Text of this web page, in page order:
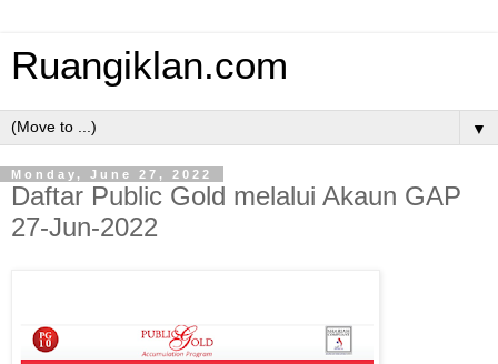
Ruangiklan.com
▼
Monday, June 27, 2022
Daftar Public Gold melalui Akaun GAP
27-Jun-2022